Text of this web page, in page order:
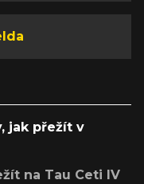
jak přežít v
na Tau Ceti IV